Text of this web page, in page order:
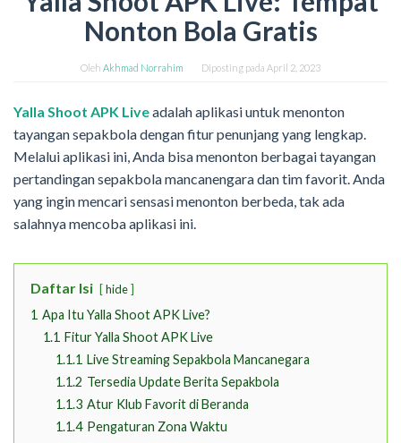
Nonton Bola Gratis
Oleh Akhmad Norrahim Diposting pada April 2, 2023
Yalla Shoot APK Liveadalah aplikasi untuk menonton
tayangan sepakbola dengan fitur penunjang yang lengkap.
Melalui aplikasi ini, Anda bisa menonton berbagai tayangan
pertandingan sepakbola mancanengara dan tim favorit. Anda
yang ingin mencari sensasi menonton berbeda, tak ada
salahnya mencoba aplikasi ini.
Daftar Isi hide
1 Apa Itu Yalla Shoot APK Live?
1.1 Fitur Yalla Shoot APK Live
1.1.1 Live Streaming Sepakbola Mancanegara
1.1.2 Tersedia Update Berita Sepakbola
1.1.3 Atur Klub Favorit di Beranda
1.1.4 Pengaturan Zona Waktu